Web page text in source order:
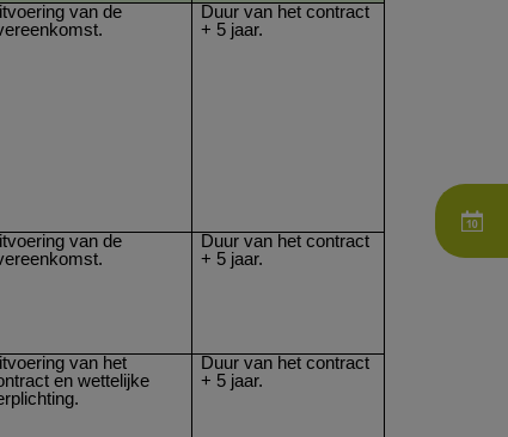
van de
Duur van het contract
+ 5 jaar.
van de
Duur van het contract
+ 5 jaar.
van het
en wettelijke
Duur van het contract
+ 5 jaar.